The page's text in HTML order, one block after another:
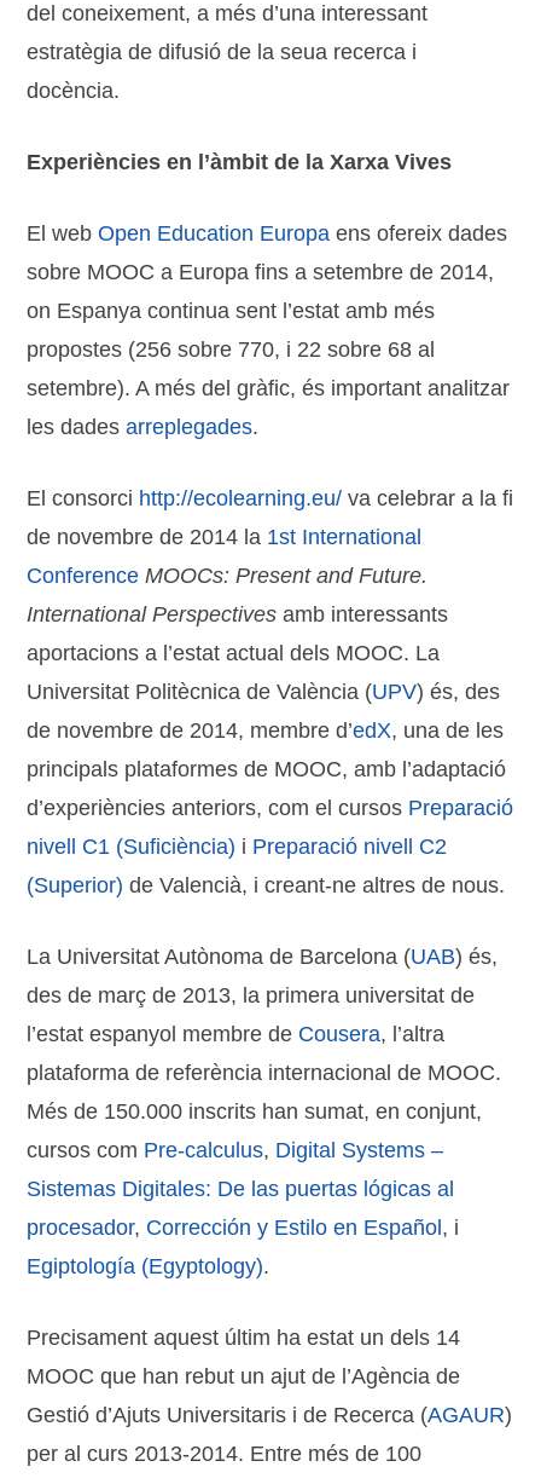
del coneixement, a més d’una interessant
estratègia de difusió de la seua recerca i
docència.
Experiències en l’àmbit de la Xarxa Vives
El webOpen Education Europa ens ofereix dades
sobre MOOC a Europa fins a setembre de 2014,
on Espanya continua sent l’estat amb més
propostes (256 sobre 770, i 22 sobre 68 al
setembre). A més del gràfic, és important analitzar
les dadesarreplegades.
El consorci http://ecolearning.eu/ va celebrar a la fi
de novembre de 2014 la 1st International
Conference MOOCs: Present and Future.
International Perspectives amb interessants
aportacions a l’estat actual dels MOOC. La
Universitat Politècnica de València (UPV) és, des
de novembre de 2014, membre d’edX, una de les
principals plataformes de MOOC, amb l’adaptació
d’experiències anteriors, com el cursos Preparació
nivell C1 (Suficiència) i Preparació nivell C2
(Superior) de Valencià, i creant-ne altres de nous.
La Universitat Autònoma de Barcelona (UAB) és,
des de març de 2013, la primera universitat de
l’estat espanyol membre de Cousera, l’altra
plataforma de referència internacional de MOOC.
Més de 150.000 inscrits han sumat, en conjunt,
cursos com Pre-calculus, Digital Systems –
Sistemas Digitales: De las puertas lógicas al
procesador, Corrección y Estilo en Español , i
Egiptología (Egyptology).
Precisament aquest últim ha estat un dels 14
MOOC que han rebut un ajut de l’Agència de
Gestió d’Ajuts Universitaris i de Recerca (AGAUR)
per al curs 2013-2014. Entre més de 100